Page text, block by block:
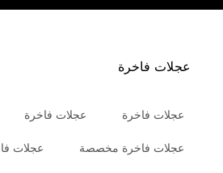
عجلات فاخرة
عجلات فاخرة عجلات فاخرة
عجلات فاخرة مخصصة عجلات